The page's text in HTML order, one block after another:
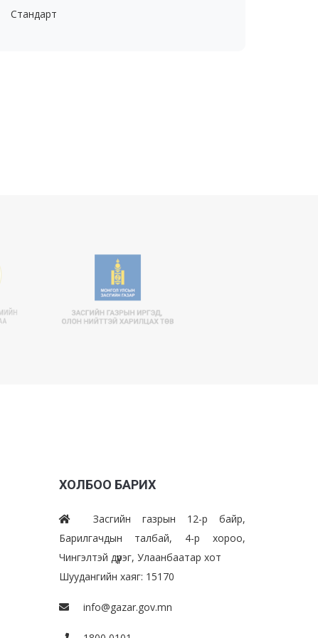
Стандарт
ХОЛБОО БАРИХ
Засгийн газрын 12-р байр,
Барилгачдын талбай, 4-р хороо,
Чингэлтэй дүүрэг, Улаанбаатар хот
Шуудангийн хаяг: 15170
info@gazar.gov.mn